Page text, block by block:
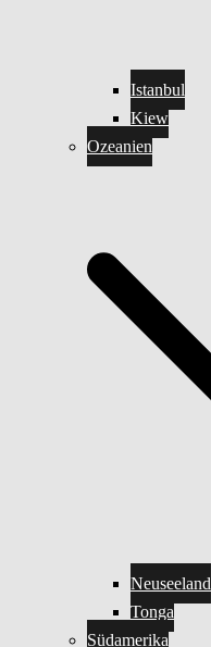
Istanbul
Kiew
Ozeanien
Neuseeland
Tonga
Südamerika